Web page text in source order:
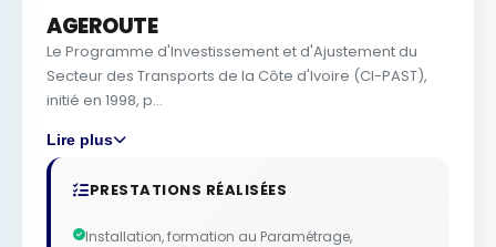
AGEROUTE
Le Programme d'Investissement et d'Ajustement du
Secteur des Transports de la Côte d'Ivoire (CI-PAST),
initié en 1998, p...
Lire plus
PRESTATIONS RÉALISÉES
Installation, formation au Paramétrage,